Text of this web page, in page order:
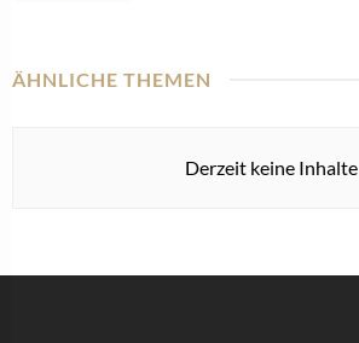
ÄHNLICHE THEMEN
Derzeit keine Inhalte